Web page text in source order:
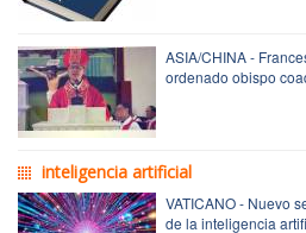
ASIA/CHINA -
ordenado obispo
inteligencia artificial
VATICANO - Nuevo
de la inteligencia